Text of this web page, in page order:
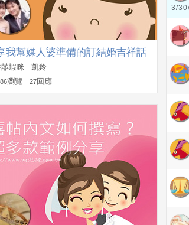
3/
我幫媒人婆準備的訂結婚吉祥話
囍蝦咪 凱羚
瀏覽 27回應